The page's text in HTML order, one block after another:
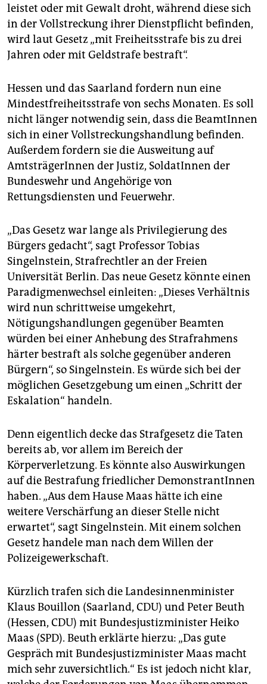
leistet oder mit Gewalt droht, während diese sich
in der Vollstreckung ihrer Dienstpflicht befinden,
wird laut Gesetz „mit Freiheitsstrafe bis zu drei
Jahren oder mit Geldstrafe bestraft“.
Hessen und das Saarland fordern nun eine
Mindestfreiheitsstrafe von sechs Monaten. Es soll
nicht länger notwendig sein, dass die BeamtInnen
sich in einer Vollstreckungshandlung befinden.
Außerdem fordern sie die Ausweitung auf
AmtsträgerInnen der Justiz, SoldatInnen der
Bundeswehr und Angehörige von
Rettungsdiensten und Feuerwehr.
„Das Gesetz war lange als Privilegierung des
Bürgers gedacht“, sagt Professor Tobias
Singelnstein, Strafrechtler an der Freien
Universität Berlin. Das neue Gesetz könnte einen
Paradigmenwechsel einleiten: „Dieses Verhältnis
wird nun schrittweise umgekehrt,
Nötigungshandlungen gegenüber Beamten
würden bei einer Anhebung des Strafrahmens
härter bestraft als solche gegenüber anderen
Bürgern“, so Singelnstein. Es würde sich bei der
möglichen Gesetzgebung um einen „Schritt der
Eskalation“ handeln.
Denn eigentlich decke das Strafgesetz die Taten
bereits ab, vor allem im Bereich der
Körperverletzung. Es könnte also Auswirkungen
auf die Bestrafung friedlicher DemonstrantInnen
haben. „Aus dem Hause Maas hätte ich eine
weitere Verschärfung an dieser Stelle nicht
erwartet“, sagt Singelnstein. Mit einem solchen
Gesetz handele man nach dem Willen der
Polizeigewerkschaft.
Kürzlich trafen sich die Landesinnenminister
Klaus Bouillon (Saarland, CDU) und Peter Beuth
(Hessen, CDU) mit Bundesjustizminister Heiko
Maas (SPD). Beuth erklärte hierzu: „Das gute
Gespräch mit Bundesjustizminister Maas macht
mich sehr zuversichtlich.“ Es ist jedoch nicht klar,